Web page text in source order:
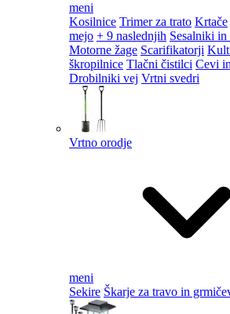
meni
Kosilnice Trimer za trato Krtače
mejo + 9 naslednjih Sesalniki
Motorne žage Scarifikatorji
škropilnice Tlačni čistilci Cevi
Drobilniki vej Vrtni svedri
Vrtno orodje
meni
Sekire Škarje za travo in